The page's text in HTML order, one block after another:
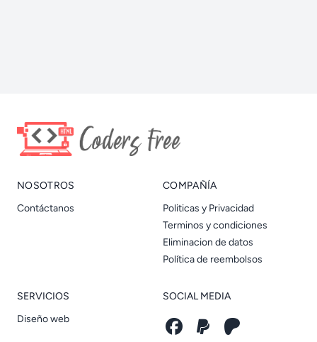
NOSOTROS
Contáctanos
COMPAÑÍA
Politicas y Privacidad
Terminos y condiciones
Eliminacion de datos
Política de reembolsos
SERVICIOS
Diseño web
SOCIAL MEDIA